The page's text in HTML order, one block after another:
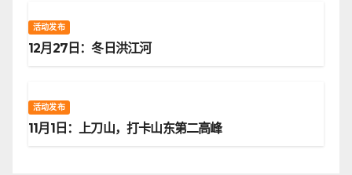
活动发布
12月27日：冬日洪江河
活动发布
11月1日：上刀山，打卡山东第二高峰